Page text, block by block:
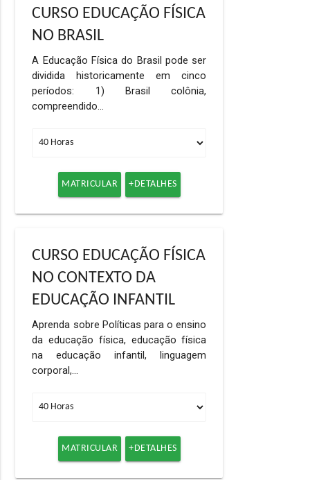
CURSO EDUCAÇÃO FÍSICA
NO BRASIL
A Educação Física do Brasil pode ser
dividida historicamente em cinco
períodos: 1) Brasil colônia,
compreendido…
MATRICULAR +DETALHES
CURSO EDUCAÇÃO FÍSICA
NO CONTEXTO DA
EDUCAÇÃO INFANTIL
Aprenda sobre Políticas para o ensino
da educação física, educação física
na educação infantil, linguagem
corporal,…
MATRICULAR +DETALHES